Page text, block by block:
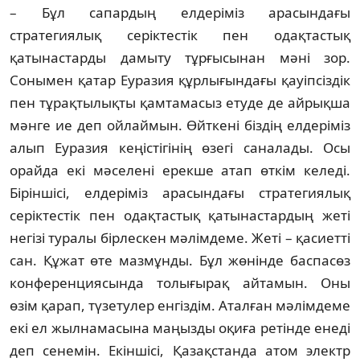
– Бұл сапардың елдеріміз арасындағы
стратегиялық серіктестік пен одақтастық
қатынастарды дамыту тұрғысынан мәні зор.
Сонымен қатар Еуразия құрлығын­да­­ғы қауіпсіздік
пен тұрақтылықты қам­та­масыз етуде де айрықша
мәнге ие деп ойлаймын. Өйткені біздің елдеріміз
алып Еуразия кеңістігінің өзегі саналады. Осы
орайда екі мәселені ерекше атап өткім ке­леді.
Біріншісі, елдеріміз ара­сын­дағы стратегиялық
серіктестік пен одақ­тастық қатынастардың жеті
негізі тура­лы бірлес­кен мәлімдеме. Жеті – қасиетті
сан. Құжат өте мазмұнды. Бұл жөнінде бас­пасөз
кон­ференциясында толығырақ айтамын. Оны
өзім қарап, түзетулер ен­гіз­дім. Атал­ған мәлімдеме
екі ел жыл­на­масына маңыз­ды оқиға ретінде енеді
деп сенемін. Екін­шісі, Қазақстанда атом электр